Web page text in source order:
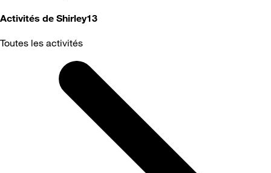
Activités de Shirley13
Toutes les activités